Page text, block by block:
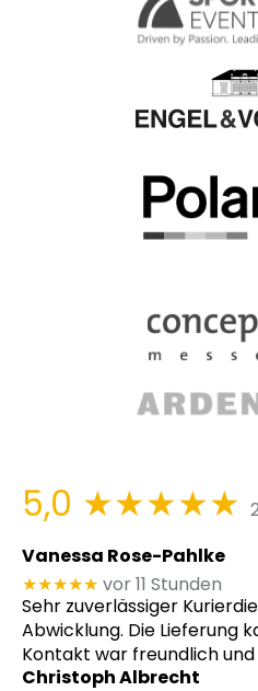
5,0 ★★★★★
Vanessa Rose-Pahlke
★★★★★ vor 11 Stunden
Sehr zuverlässiger
Abwicklung. Die Lieferung
Kontakt war freundlich
Christoph Albrecht